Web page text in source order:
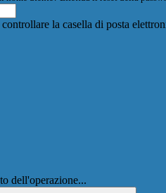
la casella di posta
dell'operazione...